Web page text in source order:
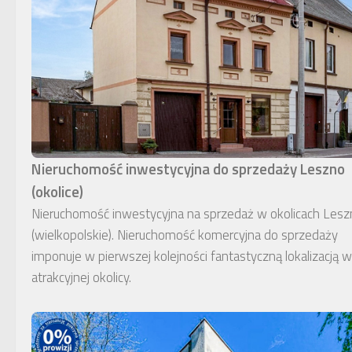
Nieruchomość inwestycyjna do sprzedaży Leszno
(okolice)
Nieruchomość inwestycyjna na sprzedaż w okolicach
(wielkopolskie). Nieruchomość komercyjna do sprzedaży
imponuje w pierwszej kolejności fantastyczną lokalizacją w
atrakcyjnej okolicy.